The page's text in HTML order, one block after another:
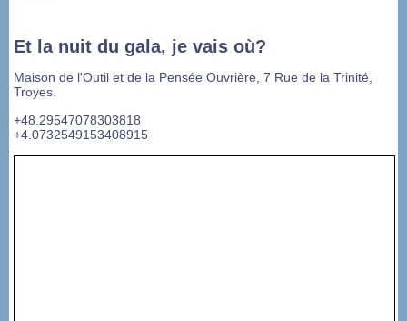
Et la nuit du gala, je vais où?
Maison de l'Outil et de la Pensée Ouvrière, 7 Rue de la Trinité,
Troyes.
+48.29547078303818
+4.0732549153408915